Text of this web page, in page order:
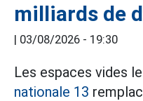
milliards de
| 03/08/2026 - 19:30
Les espaces vides
nationale 13